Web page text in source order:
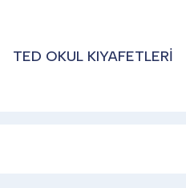
TED OKUL KIYAFETLERİ